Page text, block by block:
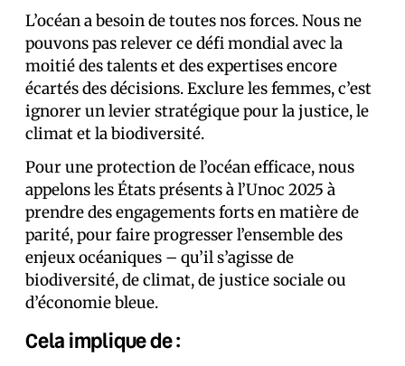
L’océan a besoin de toutes nos forces. Nous ne
pouvons pas relever ce défi mondial avec la
moitié des talents et des expertises encore
écartés des décisions. Exclure les femmes, c’est
ignorer un levier stratégique pour la justice, le
climat et la biodiversité.
Pour une protection de l’océan efficace, nous
appelons les États présents à l’Unoc 2025 à
prendre des engagements forts en matière de
parité, pour faire progresser l’ensemble des
enjeux océaniques – qu’il s’agisse de
biodiversité, de climat, de justice sociale ou
d’économie bleue.
Cela implique de :